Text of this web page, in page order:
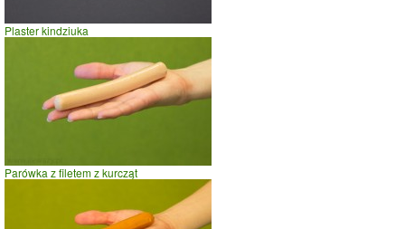
Plaster kindziuka
Parówka z filetem z kurcząt